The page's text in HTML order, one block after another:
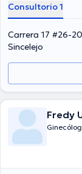
Consultorio 1
Carrera 17 #26-
Sincelejo
Fredy